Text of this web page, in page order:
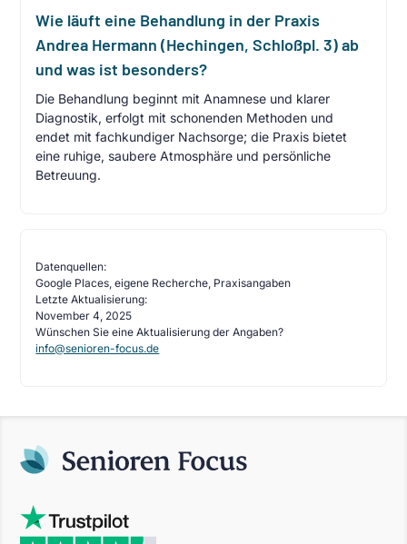
Wie läuft eine Behandlung in der Praxis
Andrea Hermann (Hechingen, Schloßpl. 3) ab
und was ist besonders?
Die Behandlung beginnt mit Anamnese und klarer
Diagnostik, erfolgt mit schonenden Methoden und
endet mit fachkundiger Nachsorge; die Praxis bietet
eine ruhige, saubere Atmosphäre und persönliche
Betreuung.
Datenquellen:
Google Places, eigene Recherche, Praxisangaben
Letzte Aktualisierung:
November 4, 2025
Wünschen Sie eine Aktualisierung der Angaben?
info@senioren-focus.de